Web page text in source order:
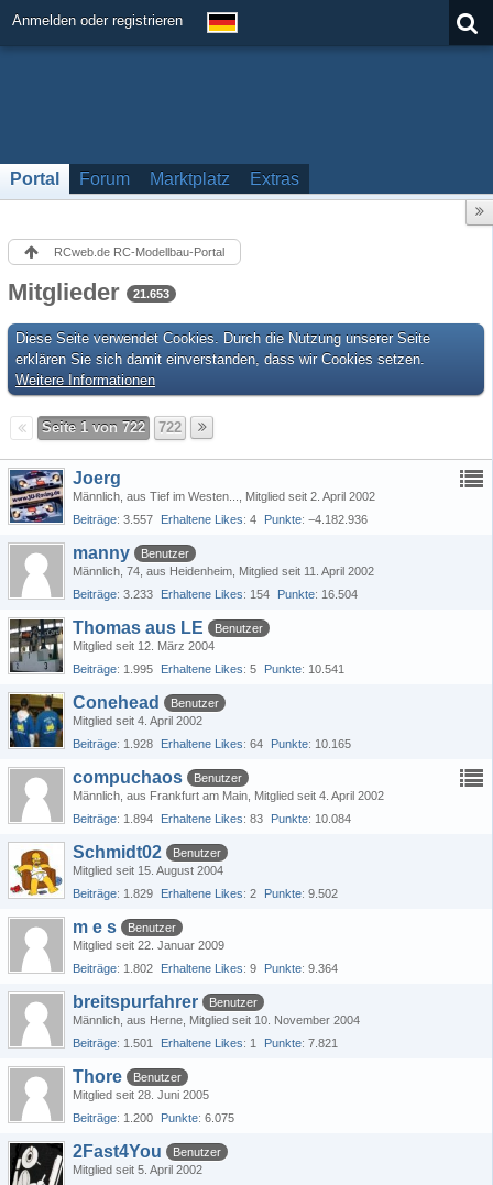
Anmelden oder registrieren
Portal Forum Marktplatz Extras
RCweb.de RC-Modellbau-Portal
Mitglieder 21.653
Diese Seite verwendet Cookies. Durch die Nutzung unserer Seite
erklären Sie sich damit einverstanden, dass wir Cookies setzen.
Weitere Informationen
Seite 1 von 722 722
Joerg
Männlich aus Tief im Westen...
Mitglied seit 2. April 2002
Beiträge 3.557 Erhaltene Likes 4 Punkte −4.182.936
manny
Benutzer
Männlich 74 aus Heidenheim Mitglied seit 11. April 2002
Beiträge 3.233 Erhaltene Likes 154 Punkte 16.504
Thomas aus LE
Benutzer
Mitglied seit 12. März 2004
Beiträge 1.995 Erhaltene Likes 5 Punkte 10.541
Conehead
Benutzer
Mitglied seit 4. April 2002
Beiträge 1.928 Erhaltene Likes 64 Punkte 10.165
compuchaos
Benutzer
Männlich aus Frankfurt am Main Mitglied seit 4. April 2002
Beiträge 1.894 Erhaltene Likes 83 Punkte 10.084
Schmidt02
Benutzer
Mitglied seit 15. August 2004
Beiträge 1.829 Erhaltene Likes 2 Punkte 9.502
m e s
Benutzer
Mitglied seit 22. Januar 2009
Beiträge 1.802 Erhaltene Likes 9 Punkte 9.364
breitspurfahrer
Benutzer
Männlich aus Herne Mitglied seit 10. November 2004
Beiträge 1.501 Erhaltene Likes 1 Punkte 7.821
Thore
Benutzer
Mitglied seit 28. Juni 2005
Beiträge 1.200 Punkte 6.075
2Fast4You
Benutzer
Mitglied seit 5. April 2002